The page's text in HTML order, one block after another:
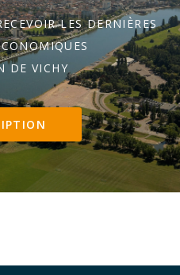
LES DERNIÈRES
DE VICHY